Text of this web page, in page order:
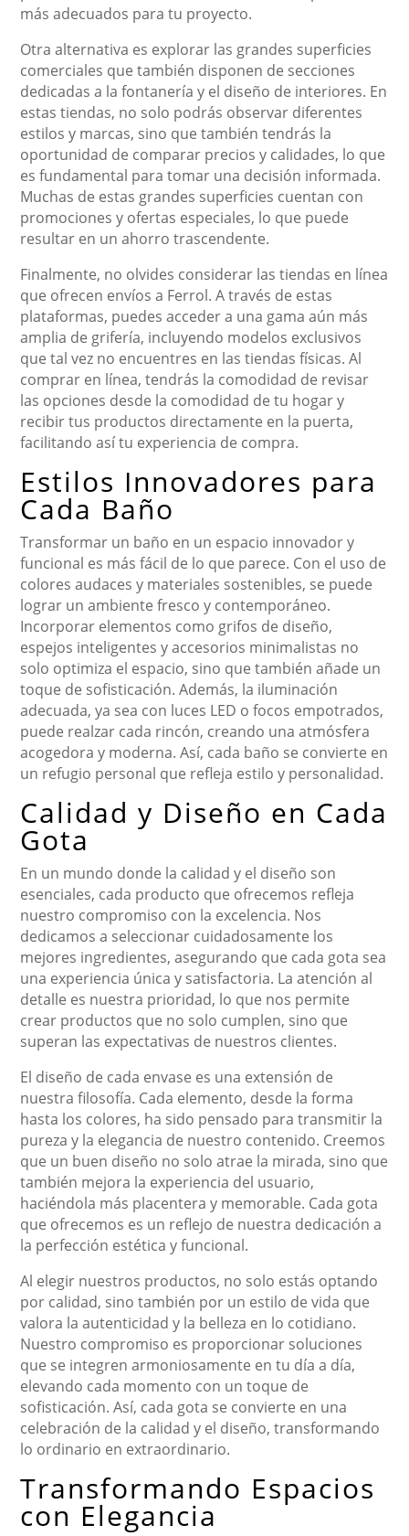
más adecuados para tu proyecto.
Otra alternativa es explorar las grandes superficies
comerciales que también disponen de secciones
dedicadas a la fontanería y el diseño de interiores. En
estas tiendas, no solo podrás observar diferentes
estilos y marcas, sino que también tendrás la
oportunidad de comparar precios y calidades, lo que
es fundamental para tomar una decisión informada.
Muchas de estas grandes superficies cuentan con
promociones y ofertas especiales, lo que puede
resultar en un ahorro trascendente.
Finalmente, no olvides considerar las tiendas en línea
que ofrecen envíos a Ferrol. A través de estas
plataformas, puedes acceder a una gama aún más
amplia de grifería, incluyendo modelos exclusivos
que tal vez no encuentres en las tiendas físicas. Al
comprar en línea, tendrás la comodidad de revisar
las opciones desde la comodidad de tu hogar y
recibir tus productos directamente en la puerta,
facilitando así tu experiencia de compra.
Estilos Innovadores para
Cada Baño
Transformar un baño en un espacio innovador y
funcional es más fácil de lo que parece. Con el uso de
colores audaces y materiales sostenibles, se puede
lograr un ambiente fresco y contemporáneo.
Incorporar elementos como grifos de diseño,
espejos inteligentes y accesorios minimalistas no
solo optimiza el espacio, sino que también añade un
toque de sofisticación. Además, la iluminación
adecuada, ya sea con luces LED o focos empotrados,
puede realzar cada rincón, creando una atmósfera
acogedora y moderna. Así, cada baño se convierte en
un refugio personal que refleja estilo y personalidad.
Calidad y Diseño en Cada
Gota
En un mundo donde la calidad y el diseño son
esenciales, cada producto que ofrecemos refleja
nuestro compromiso con la excelencia. Nos
dedicamos a seleccionar cuidadosamente los
mejores ingredientes, asegurando que cada gota sea
una experiencia única y satisfactoria. La atención al
detalle es nuestra prioridad, lo que nos permite
crear productos que no solo cumplen, sino que
superan las expectativas de nuestros clientes.
El diseño de cada envase es una extensión de
nuestra filosofía. Cada elemento, desde la forma
hasta los colores, ha sido pensado para transmitir la
pureza y la elegancia de nuestro contenido. Creemos
que un buen diseño no solo atrae la mirada, sino que
también mejora la experiencia del usuario,
haciéndola más placentera y memorable. Cada gota
que ofrecemos es un reflejo de nuestra dedicación a
la perfección estética y funcional.
Al elegir nuestros productos, no solo estás optando
por calidad, sino también por un estilo de vida que
valora la autenticidad y la belleza en lo cotidiano.
Nuestro compromiso es proporcionar soluciones
que se integren armoniosamente en tu día a día,
elevando cada momento con un toque de
sofisticación. Así, cada gota se convierte en una
celebración de la calidad y el diseño, transformando
lo ordinario en extraordinario.
Transformando Espacios
con Elegancia